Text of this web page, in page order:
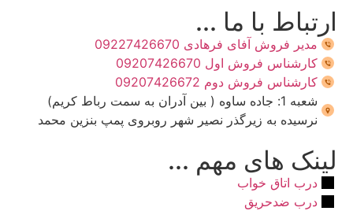
ارتباط با ما ...
مدیر فروش آفای فرهادی 09227426670
کارشناس فروش اول 09207426670
کارشناس فروش دوم 09207426672
شعبه 1: جاده ساوه ( بین آدران به سمت رباط کریم)
نرسیده به زیرگذر نصیر شهر روبروی پمپ بنزین محمد
لینک های مهم ...
درب اتاق خواب
درب ضدحریق